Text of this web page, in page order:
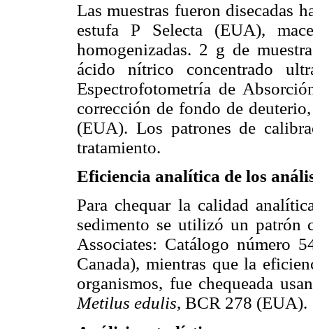
Las muestras fueron disecadas
estufa P Selecta (EUA),
homogenizadas. 2 g de
ácido nítrico concentrado
Espectrofotometría de
corrección de fondo de
(EUA). Los patrones de
tratamiento.
Eficiencia analítica de los
Para chequar la calidad
sedimento se utilizó un patrón
Associates: Catálogo número
Canada), mientras que la
organismos, fue chequeada
Metilus edulis, BCR 278 (EUA).